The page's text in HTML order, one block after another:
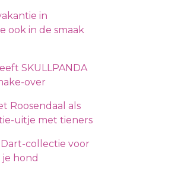
in
ook in de smaak
SKULLPANDA
over
Roosendaal als
uitje met tieners
collectie voor
hond